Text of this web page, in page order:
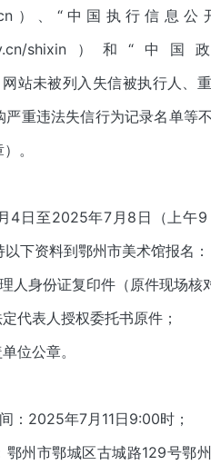
）、“中国执行信息
shixin ） 和“中国
站未被列入失信被执行人、
重违法失信行为记录名单等
。
4日至2025年7月 8 日（上午
以下资料到鄂州市美术馆报名：
人身份证复印件（原件现场核
代表人授权委托书原件；
位公章。
：2025年7月 11日9:00时；
鄂州市鄂城区古城路129号鄂